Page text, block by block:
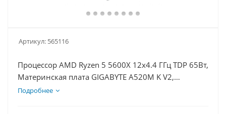
Артикул: 565116
Процессор AMD Ryzen 5 5600X 12x4.4 ГГц TDP 65Вт,
Материнская плата GIGABYTE A520M K V2,
Видеокарта GT 1030 2Гб, Память DDR4 16Gb,
Подробнее